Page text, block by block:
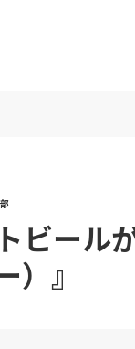
ビール
）』